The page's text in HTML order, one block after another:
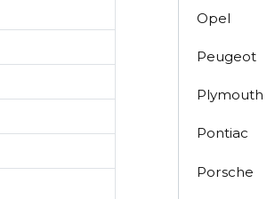
Opel
Peugeot
Plymouth
Pontiac
Porsche